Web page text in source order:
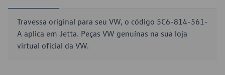
Travessa original para seu VW, o código 5C6-814-561-
A aplica em Jetta. Peças VW genuínas na sua loja
virtual oficial da VW.